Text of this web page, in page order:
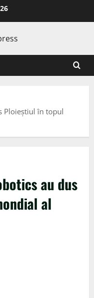
Ploieștiul în topul
au dus
al